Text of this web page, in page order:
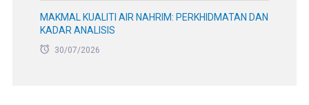
MAKMAL KUALITI AIR NAHRIM: PERKHIDMATAN DAN
KADAR ANALISIS
30/07/2026